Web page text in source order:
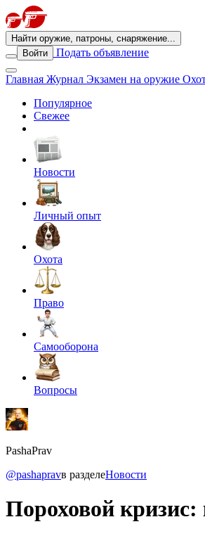
Найти оружие, патроны, снаряжение...
Войти
Подать объявление
Главная Журнал Экзамен на оружие
Популярное
Свежее
Новости
Личный опыт
Охота
Право
Самооборона
Вопросы
PashaPrav
@pashapravв разделеНовости
Пороховой кризис: